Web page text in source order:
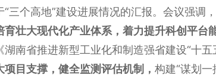
个高地”建设进展情况的汇报。会议强调，
壮大现代化产业体系，着力提升科创平台
省推进新型工业化和制造强省建设“十五
目支撑，健全监测评估机制， 构建“谋划